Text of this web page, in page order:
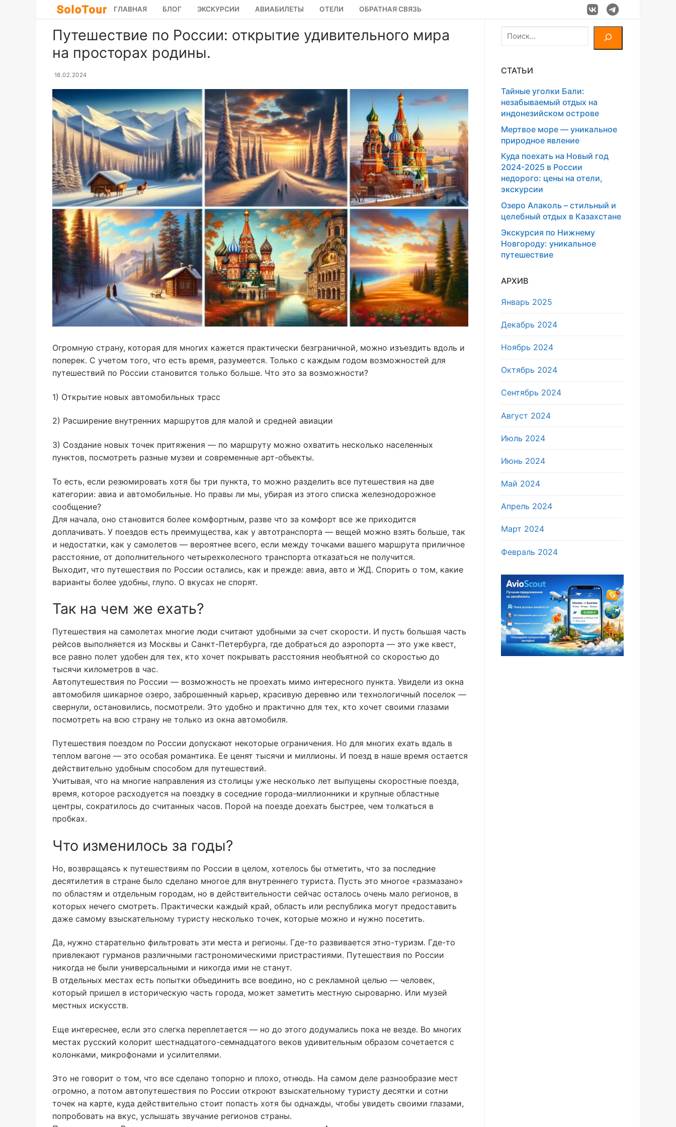
Перейти
содержимому
ГЛАВНАЯ БЛОГ ЭКСКУРСИИ АВИАБИЛЕТЫ ОТЕЛИ ОБРАТНАЯ СВЯЗЬ
Путешествие по России: открытие удивительного мира
на просторах родины.
18.02.2024
Огромную страну, которая для многих кажется практически безграничной, можно изъездить вдоль и
поперек. С учетом того, что есть время, разумеется. Только с каждым годом возможностей для
путешествий по России становится только больше. Что это за возможности?
1) Открытие новых автомобильных трасс
2) Расширение внутренних маршрутов для малой и средней авиации
3) Создание новых точек притяжения — по маршруту можно охватить несколько населенных
пунктов, посмотреть разные музеи и современные арт-объекты.
То есть, если резюмировать хотя бы три пункта, то можно разделить все путешествия на две
категории: авиа и автомобильные. Но правы ли мы, убирая из этого списка железнодорожное
сообщение?
Для начала, оно становится более комфортным, разве что за комфорт все же приходится
доплачивать. У поездов есть преимущества, как у автотранспорта — вещей можно взять больше, так
и недостатки, как у самолетов — вероятнее всего, если между точками вашего маршрута приличное
расстояние, от дополнительного четырехколесного транспорта отказаться не получится.
Выходит, что путешествия по России остались, как и прежде: авиа, авто и ЖД. Спорить о том, какие
варианты более удобны, глупо. О вкусах не спорят.
Так на чем же ехать?
Путешествия на самолетах многие люди считают удобными за счет скорости. И пусть большая часть
рейсов выполняется из Москвы и Санкт-Петербурга, где добраться до аэропорта — это уже квест,
все равно полет удобен для тех, кто хочет покрывать расстояния необъятной со скоростью до
тысячи километров в час.
Автопутешествия по России — возможность не проехать мимо интересного пункта. Увидели из окна
автомобиля шикарное озеро, заброшенный карьер, красивую деревню или технологичный поселок —
свернули, остановились, посмотрели. Это удобно и практично для тех, кто хочет своими глазами
посмотреть на всю страну не только из окна автомобиля.
Путешествия поездом по России допускают некоторые ограничения. Но для многих ехать вдаль в
теплом вагоне — это особая романтика. Ее ценят тысячи и миллионы. И поезд в наше время остается
действительно удобным способом для путешествий.
Учитывая, что на многие направления из столицы уже несколько лет выпущены скоростные поезда,
время, которое расходуется на поездку в соседние города-миллионники и крупные областные
центры, сократилось до считанных часов. Порой на поезде доехать быстрее, чем толкаться в
пробках.
Что изменилось за годы?
Но, возвращаясь к путешествиям по России в целом, хотелось бы отметить, что за последние
десятилетия в стране было сделано многое для внутреннего туриста. Пусть это многое «размазано»
по областям и отдельным городам, но в действительности сейчас осталось очень мало регионов, в
которых нечего смотреть. Практически каждый край, область или республика могут предоставить
даже самому взыскательному туристу несколько точек, которые можно и нужно посетить.
Да, нужно старательно фильтровать эти места и регионы. Где-то развивается этно-туризм. Где-то
привлекают гурманов различными гастрономическими пристрастиями. Путешествия по России
никогда не были универсальными и никогда ими не станут.
В отдельных местах есть попытки объединить все воедино, но с рекламной целью — человек,
который пришел в историческую часть города, может заметить местную сыроварню. Или музей
местных искусств.
Еще интереснее, если это слегка переплетается — но до этого додумались пока не везде. Во многих
местах русский колорит шестнадцатого-семнадцатого веков удивительным образом сочетается с
колонками, микрофонами и усилителями.
Это не говорит о том, что все сделано топорно и плохо, отнюдь. На самом деле разнообразие мест
огромно, а потом автопутешествия по России откроют взыскательному туристу десятки и сотни
точек на карте, куда действительно стоит попасть хотя бы однажды, чтобы увидеть своими глазами,
попробовать на вкус, услышать звучание регионов страны.
Поиск
СТАТЬИ
Тайные уголки Бали:
незабываемый отдых на
индонезийском острове
Мертвое море — уникальное
природное явление
Куда поехать на Новый год
2024-2025 в России
недорого: цены на отели,
экскурсии
Озеро Алаколь – стильный и
целебный отдых в Казахстане
Экскурсия по Нижнему
Новгороду: уникальное
путешествие
АРХИВ
Январь 2025
Декабрь 2024
Ноябрь 2024
Октябрь 2024
Сентябрь 2024
Август 2024
Июль 2024
Июнь 2024
Май 2024
Апрель 2024
Март 2024
Февраль 2024